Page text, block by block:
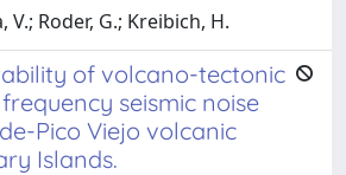
V.; Roder, G.; Kreibich, H.
of volcano-tectonic
seismic noise
Pico Viejo volcanic
Islands.